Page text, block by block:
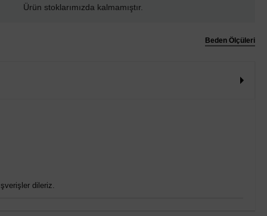
Ürün stoklarımızda kalmamıştır.
Beden Ölçüleri
dileriz.